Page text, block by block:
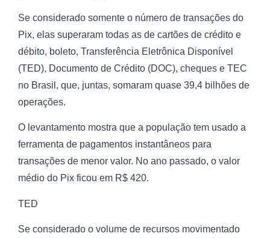
Se considerado somente o número de transações do
Pix, elas superaram todas as de cartões de crédito e
débito, boleto, Transferência Eletrônica Disponível
(TED), Documento de Crédito (DOC), cheques e TEC
no Brasil, que, juntas, somaram quase 39,4 bilhões de
operações.
O levantamento mostra que a população tem usado a
ferramenta de pagamentos instantâneos para
transações de menor valor. No ano passado, o valor
médio do Pix ficou em R$ 420.
TED
Se considerado o volume de recursos movimentado